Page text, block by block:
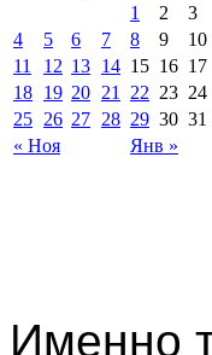
« Ноя Янв »
1 2
3
4
5 6 7 8 9
10
11
12 13 14 15 16 17
18 19 20 21 22 23 24
25 26 27 28 29 30 31
Именно